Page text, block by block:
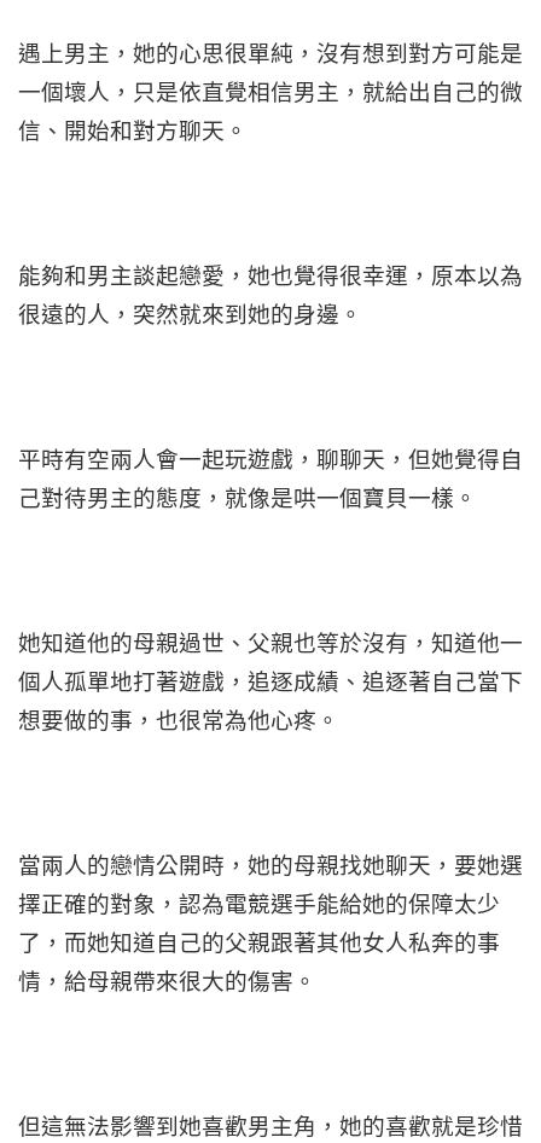
遇上男主，她的心思很單純，沒有想到對方可能是
一個壞人，只是依直覺相信男主，就給出自己的微
信、開始和對方聊天。
能夠和男主談起戀愛，她也覺得很幸運，原本以為
很遠的人，突然就來到她的身邊。
平時有空兩人會一起玩遊戲，聊聊天，但她覺得自
己對待男主的態度，就像是哄一個寶貝一樣。
她知道他的母親過世、父親也等於沒有，知道他一
個人孤單地打著遊戲，追逐成績、追逐著自己當下
想要做的事，也很常為他心疼。
當兩人的戀情公開時，她的母親找她聊天，要她選
擇正確的對象，認為電競選手能給她的保障太少
了，而她知道自己的父親跟著其他女人私奔的事
情，給母親帶來很大的傷害。
但這無法影響到她喜歡男主角，她的喜歡就是珍惜